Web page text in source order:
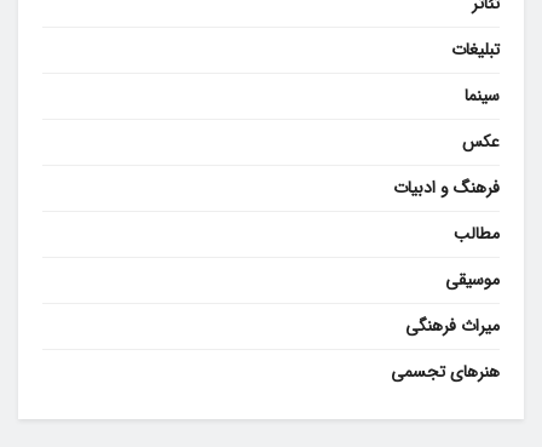
تبلیغات
سینما
عکس
فرهنگ و ادبیات
مطالب
موسیقی
میراث فرهنگی
هنرهای تجسمی